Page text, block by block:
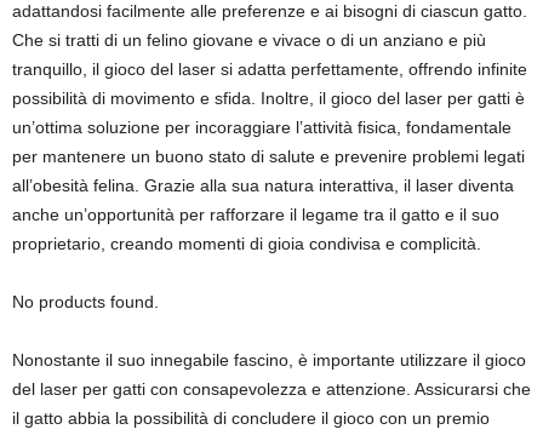
adattandosi facilmente alle preferenze e ai bisogni di ciascun gatto.
Che si tratti di un felino giovane e vivace o di un anziano e più
tranquillo, il gioco del laser si adatta perfettamente, offrendo infinite
possibilità di movimento e sfida. Inoltre, il gioco del laser per gatti è
un’ottima soluzione per incoraggiare l’attività fisica, fondamentale
per mantenere un buono stato di salute e prevenire problemi legati
all’obesità felina. Grazie alla sua natura interattiva, il laser diventa
anche un’opportunità per rafforzare il legame tra il gatto e il suo
proprietario, creando momenti di gioia condivisa e complicità.
No products found.
Nonostante il suo innegabile fascino, è importante utilizzare il gioco
del laser per gatti con consapevolezza e attenzione. Assicurarsi che
il gatto abbia la possibilità di concludere il gioco con un premio